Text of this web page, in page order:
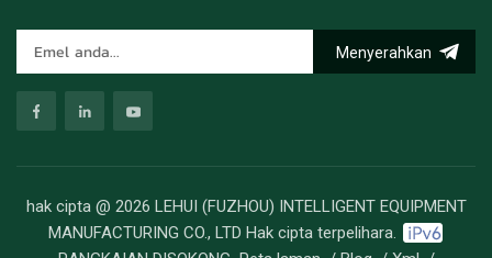
Menyerahkan
hak cipta @ 2026 LEHUI (FUZHOU) INTELLIGENT EQUIPMENT
MANUFACTURING CO., LTD Hak cipta terpelihara.